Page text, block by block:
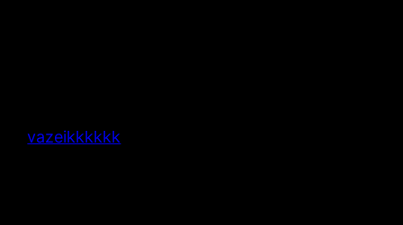
vazeikkkkkk